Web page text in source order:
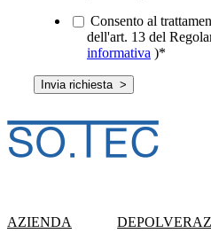
Consento al
dell'art. 13 del
informativa )*
AZIENDA